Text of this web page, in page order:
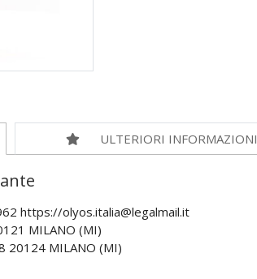
ULTERIORI INFORMAZIONI
https://olyos.italia@legalmail.it
MILANO (MI)
20124 MILANO (MI)